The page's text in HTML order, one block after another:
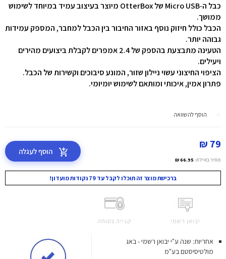
כבל ה‑Micro USB של OtterBox מיוצר בעיצוב עמיד במיוחד לשימוש
ממושך.
הכבל כולל חיזוק נוסף באזור החיבור בין הכבל למחבר, המספק עמידות
גבוהה יותר.
הטעינה מתבצעת בהספק של ‎2.4‎ אמפרים לקבלת ביצועים מהירים
ויעילים.
הציפוי החיצוני עשוי ניילון שזור, המונע סיבוכים וקשירות של הכבל.
פתרון אמין, איכותי ומותאם לשימוש יומיומי.
הוסף להשוואה
79 ₪
מחיר באילת: 66.95 ₪
הוסף לעגלה
ברכישת מוצר זה תוכלו לקבל עד 79 נקודות מועדון!
יבואן רשמי קנייה בטוחה
אחריות: שנה ע"י יבואן רשמי - באג
מולטיסיסטם בע"מ